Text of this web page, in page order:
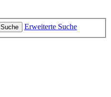
Suche
Erweiterte Suche